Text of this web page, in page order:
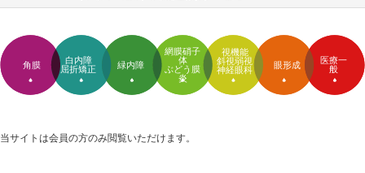
角膜
白内障
屈折矯正
緑内障
網膜硝子
体
ぶどう膜
炎
視機能
斜視弱視
神経眼科
眼形成
医療一
般
当サイトは会員の方のみ閲覧いただけます。